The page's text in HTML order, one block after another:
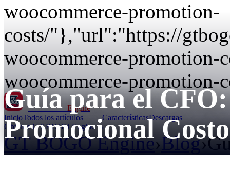
woocommerce-promotion-
costs/"},"url":"https://
woocommerce-
woocommerce-promotion-
GT BOGO Engine
InicioTodos los artículos CaracterísticasDescargas
Obtener GT BOGO Engine →
GT BOGO Engine›Blog›
Guía para el
Promocional